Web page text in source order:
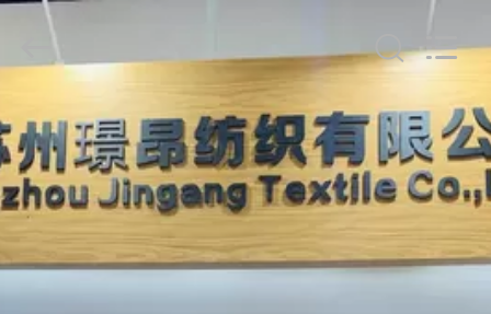
CASA
PRODOTTI
CIRCA
NOI
All